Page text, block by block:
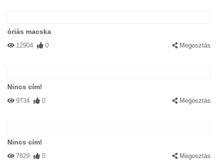
óriás macska
12904 0 Megosztás
Nincs cím!
9734 0 Megosztás
Nincs cím!
7829 0 Megosztás